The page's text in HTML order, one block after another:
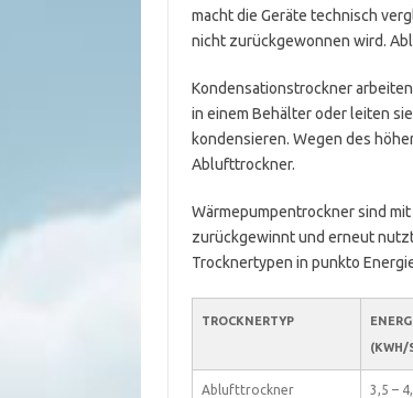
macht die Geräte technisch
nicht zurückgewonnen wird.
Kondensationstrockner
in einem Behälter oder leiten
kondensieren. Wegen des
Ablufttrockner.
Wärmepumpentrockner sind
zurückgewinnt und erneut
Trocknertypen in punkto
TROCKNERTYP
(KWH/
Ablufttrockner 3,5 –